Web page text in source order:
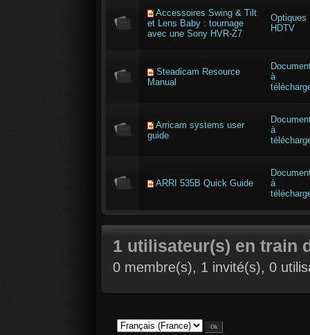
Accessoires Swing & Tilt
et Lens Baby : tournage
avec une Sony HVR-Z7
Optiques
HDTV
Steadicam Resource
Manual
à
Arricam systems user
guide
à
ARRI 535B Quick Guide
à
1 utilisateur(s) en train
0 membre(s), 1 invité(s), 0